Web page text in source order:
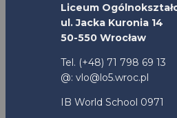
Liceum
ul. Jacka Kuronia 14
50-550 Wrocław
Tel. (+48) 71 798 69 13
@: vlo@lo5.wroc.pl
IB World School 0971